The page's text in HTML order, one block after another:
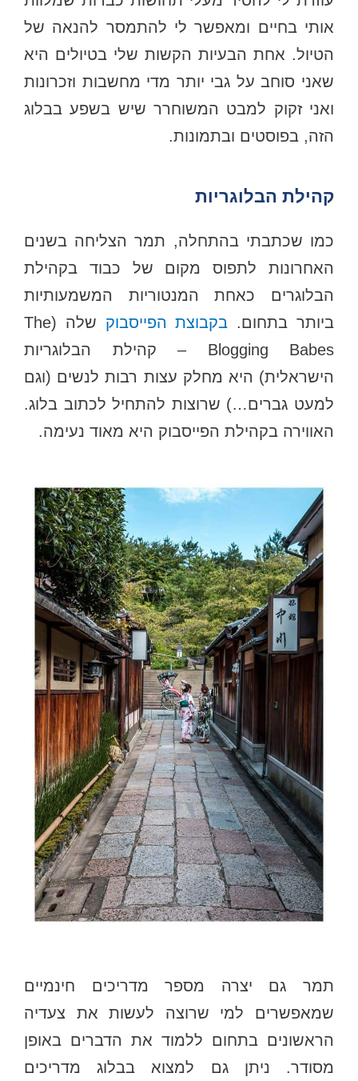
אותי בחיים ומאפשר לי להתמסר להנאה של
הטיול. אחת הבעיות הקשות שלי בטיולים היא
שאני סוחב על גבי יותר מדי מחשבות וזכרונות
ואני זקוק למבט המשוחרר שיש בשפע בבלוג
הזה, בפוסטים ובתמונות.
קהילת הבלוגריות
כמו שכתבתי בהתחלה, תמר הצליחה בשנים
האחרונות לתפוס מקום של כבוד בקהילת
הבלוגרים כאחת המנטוריות המשמעותיות
ביותר בתחום. בקבוצת הפייסבוק
שלה (The
Blogging Babes – קהילת הבלוגריות
הישראלית) היא מחלק עצות רבות לנשים (וגם
למעט גברים…) שרוצות להתחיל לכתוב בלוג.
האווירה בקהילת הפייסבוק היא מאוד נעימה.
תמר גם יצרה מספר מדריכים חינמיים
שמאפשרים למי שרוצה לעשות את צעדיה
הראשונים בתחום ללמוד את הדברים באופן
מסודר. ניתן גם למצוא בבלוג מדריכים